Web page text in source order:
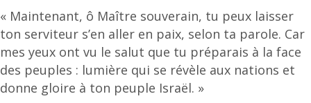
« Maintenant, ô Maître souverain, tu peux laisser
ton serviteur s’en aller en paix, selon ta parole. Car
mes yeux ont vu le salut que tu préparais à la face
des peuples : lumière qui se révèle aux nations et
donne gloire à ton peuple Israël. »